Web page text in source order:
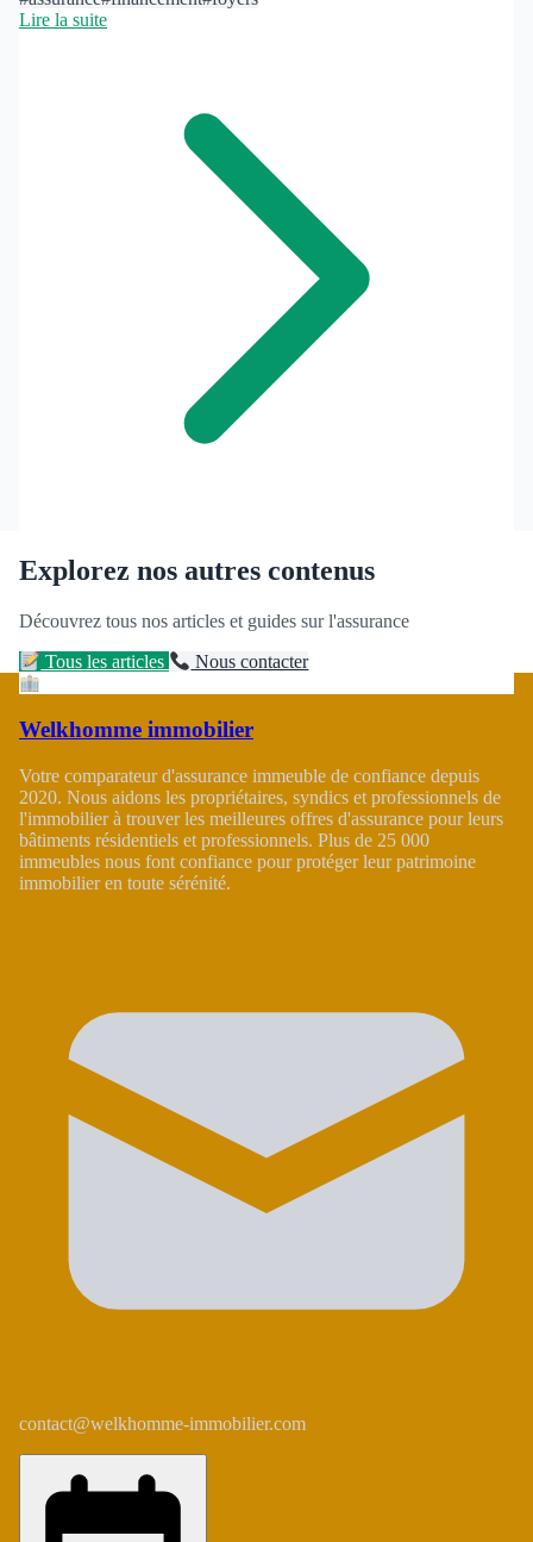
Lire la suite
Explorez nos autres contenus
Découvrez tous nos articles et guides sur l'assurance
Tous les articles Nous contacter
Welkhomme immobilier
Votre comparateur d'assurance immeuble de confiance depuis
2020. Nous aidons les propriétaires, syndics et professionnels de
l'immobilier à trouver les meilleures offres d'assurance pour leurs
bâtiments résidentiels et professionnels. Plus de 25 000
immeubles nous font confiance pour protéger leur patrimoine
immobilier en toute sérénité.
contact@welkhomme-immobilier.com